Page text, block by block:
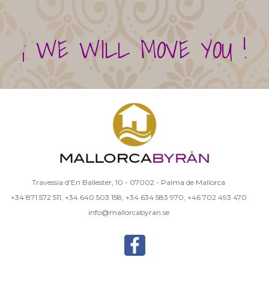
¡ WE WILL MOVE YOU !
Travessia d'En Ballester, 10 - 07002 - Palma de Mallorca
+34 871 572 511, +34 640 503 158, +34 634 583 970, +46 702 493 470
info@mallorcabyran.se